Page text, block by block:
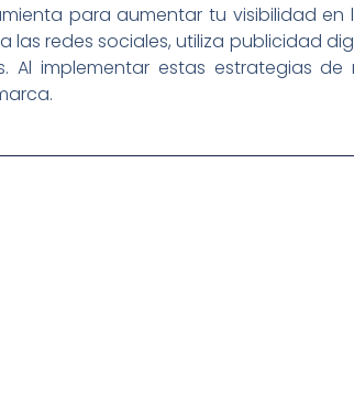
para aumentar tu visibilidad en
redes sociales, utiliza publicidad
implementar estas estrategias de